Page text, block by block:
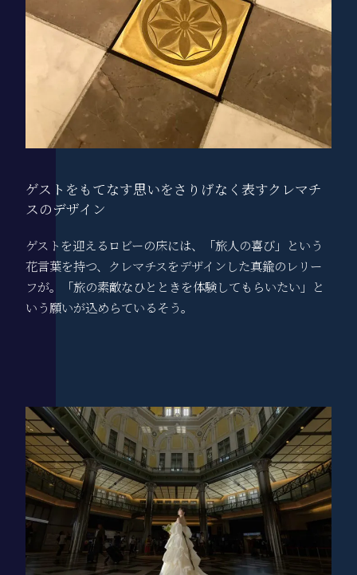
ゲストをもてなす思いをさりげなく表すクレマチ
スのデザイン
ゲストを迎えるロビーの床には、「旅人の喜び」という
花言葉を持つ、クレマチスをデザインした真鍮のレリー
フが。「旅の素敵なひとときを体験してもらいたい」と
いう願いが込めらているそう。